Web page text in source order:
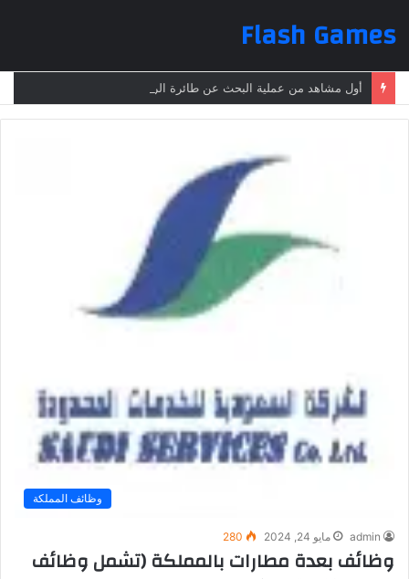
Flash Games
وظائف المملكة
admin مايو 24, 2024 280
وظائف بعدة مطارات بالمملكة (تشمل وظائف